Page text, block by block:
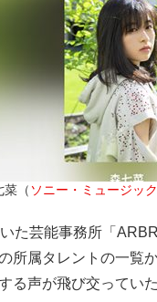
菜（ ソニー・ミュージッ
た芸能事務所「
所属タレントの一覧
る声が飛び交ってい